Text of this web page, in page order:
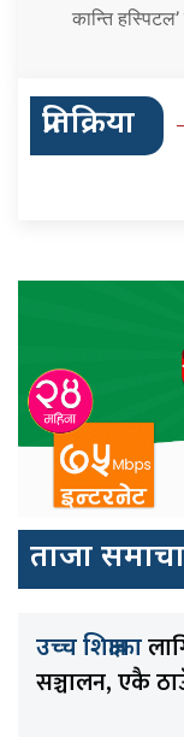
कान्ति
प्रतिक्रिया
ताजा
उच्च शिक्षाका
सञ्चालन, एकै